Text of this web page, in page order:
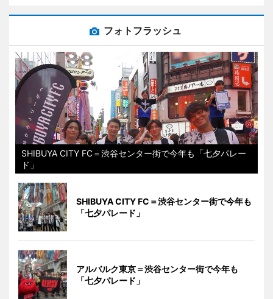
フォトフラッシュ
SHIBUYA CITY FC＝渋谷センター街で今年も「七夕パレー
ド」
SHIBUYA CITY FC＝渋谷センター街で今年も
「七夕パレード」
アルバルク東京＝渋谷センター街で今年も
「七夕パレード」